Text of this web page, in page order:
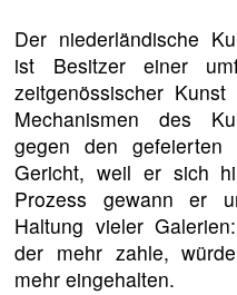
Der niederländische
ist Besitzer einer
zeitgenössischer
Mechanismen des
gegen den
Gericht, weil er sich
Prozess gewann er
Haltung vieler
der mehr zahle,
mehr eingehalten.